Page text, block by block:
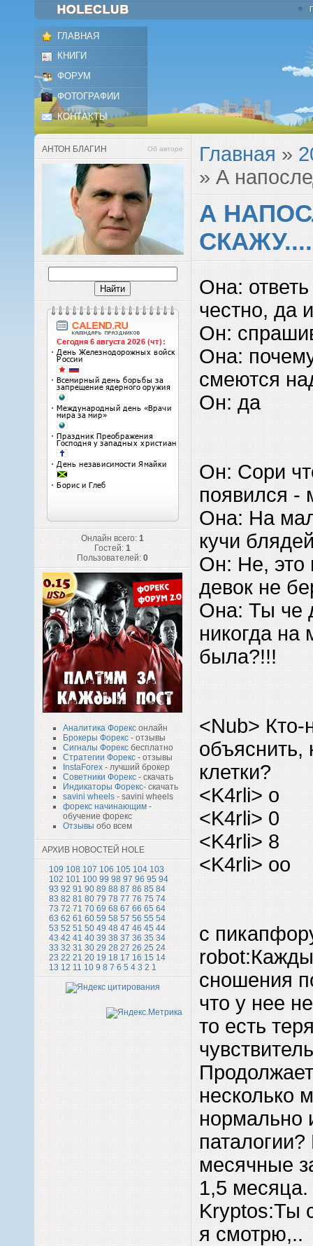
ГЛАВНАЯ
КНИГИ
ФОРУМ
ФОТОГРАФИИ
КОНТАКТЫ
АНТОН БЛАГИН Об авторе
Онлайн всего: 1
Гостей: 1
Пользователей: 0
Аналитика Форекс онлайн
Брокеры Форекс - отзывы
Сигналы Форекс бесплатно
Стратегии Форекс - отзывы
InstaForex - лучший брокер
Советники Форекс - скачать
Индикаторы Форекс- скачать
savini wheels - savini wheels
форекс начинающим -
обучение форекс
Отзывы обо всем
АРХИВ НОВОСТЕЙ HOLE
109 108 107 106 105 104 103
102 101 100 99 98 97 96 95 94
93 92 91 90 89 88 87 86 85 84
83 82 81 80 79 78 77 76 75 74
73 72 71 70 69 68 67 66 65 64
63 62 61 60 59 58 57 56 55 54
53 52 51 50 49 48 47 46 45 44
43 42 41 40 39 38 37 36 35 34
33 32 31 30 29 28 27 26 25 24
23 22 21 20 19 18 17 16 15 14
13 12 11 10 9 8 7 6 5 4 3 2 1
Главная »
» А
А
Она:
честно, да
Он:
Она:
смеются
Он: да
Он: Сори
появился -
Она: На
кучи
Он: Не, это
девок не
Она: Ты че
никогда на
была?!!!
<Nub> Кто-
объяснить,
клетки?
<K4rli> o
<K4rli> 0
<K4rli> 8
<K4rli> oo
с
сношения
что у нее
то есть
несколько
нормально
месячные
1,5 месяца.
Kryptos:Ты
я смотрю,..